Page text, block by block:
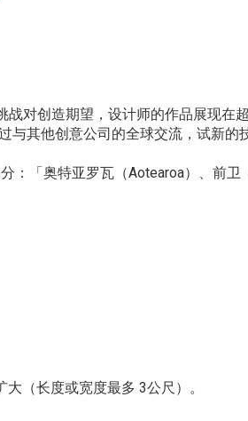
对创造期望，设计师的作品展现在
与其他创意公司的全球交流，试新的
：「奥特亚罗瓦（Aotearoa）、前卫
（长度或宽度最多 3公尺）。